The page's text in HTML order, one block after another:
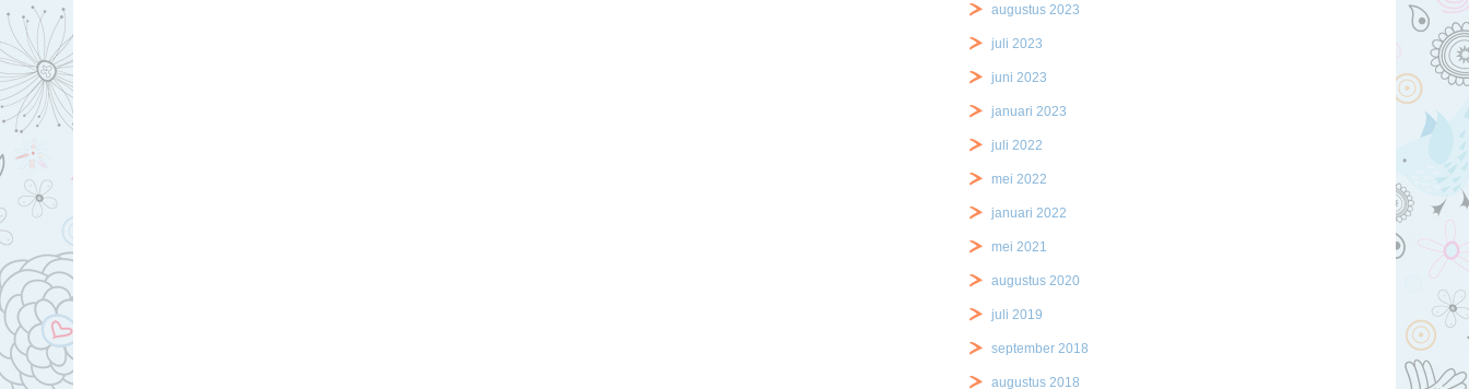
augustus 2023
juli 2023
juni 2023
januari 2023
juli 2022
mei 2022
januari 2022
mei 2021
augustus 2020
juli 2019
september 2018
augustus 2018